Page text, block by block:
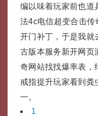
编以味着玩家前也道
法4c电信超变合击
开门补丁，于是我就
古版本服务新开网页
奇网站找找爆率表，
戒指提升玩家看到粪
一。
1